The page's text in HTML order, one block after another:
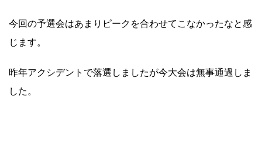
今回の予選会はあまりピークを合わせてこなかったなと感
じます。
昨年アクシデントで落選しましたが今大会は無事通過しま
した。